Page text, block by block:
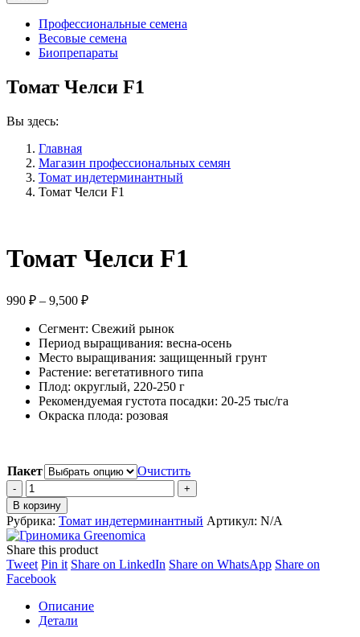
Профессиональные семена
Весовые семена
Биопрепараты
Томат Челси F1
Вы здесь:
Главная
Магазин профессиональных семян
Томат индетерминантный
Томат Челси F1
Томат Челси F1
990 ₽ – 9,500 ₽Диапазон
990 ₽
–
9,500 ₽
Сегмент: Свежий рынок
Период выращивания: весна-осень
Место выращивания: защищенный грунт
Растение: вегетативного типа
Плод: округлый, 220-250 г
Рекомендуемая густота посадки: 20-25 тыс/га
Окраска плода: розовая
Пакет
Очистить
Томат
Челси
F1
quantity
В корзину
Рубрика: Томат индетерминантный Артикул: N/A
Share this product
TweetShare
on
Pin itShare
Share on LinkedIn Share
Share on WhatsAppShare
Share on
FacebookShare
Facebook
Описание
Детали